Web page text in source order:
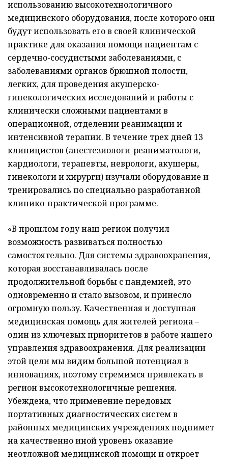
использованию высокотехнологичного
медицинского оборудования, после которого они
будут использовать его в своей клинической
практике для оказания помощи пациентам с
сердечно-сосудистыми заболеваниями, с
заболеваниями органов брюшной полости,
легких, для проведения акушерско-
гинекологических исследований и работы с
клинически сложными пациентами в
операционной, отделении реанимации и
интенсивной терапии. В течение трех дней 13
клиницистов (анестезиологи-реаниматологи,
кардиологи, терапевты, неврологи, акушеры,
гинекологи и хирурги) изучали оборудование и
тренировались по специально разработанной
клинико-практической программе.
«В прошлом году наш регион получил
возможность развиваться полностью
самостоятельно. Для системы здравоохранения,
которая восстанавливалась после
продолжительной борьбы с пандемией, это
одновременно и стало вызовом, и принесло
огромную пользу. Качественная и доступная
медицинская помощь для жителей региона –
один из ключевых приоритетов в работе нашего
управления здравоохранения. Для реализации
этой цели мы видим большой потенциал в
инновациях, поэтому стремимся привлекать в
регион высокотехнологичные решения.
Убеждена, что применение передовых
портативных диагностических систем в
районных медицинских учреждениях поднимет
на качественно иной уровень оказание
неотложной медицинской помощи и откроет